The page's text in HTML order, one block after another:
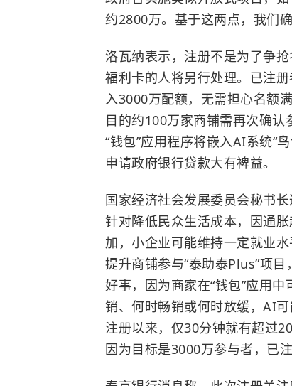
约2800万。基于这两点，我们
洛瓦纳表示，注册不是为了争
福利卡的人将另行处理。 已注
入3000万配额，无需担心名额
目的约100万家商铺需再次确
“钱包”应用程序将嵌入AI系统“
申请政府银行贷款大有裨益。
国家经济社会发展委员会秘书
针对降低民众生活成本，因通
加，小企业可能维持一定就业
提升商铺参与“泰助泰Plus”项
好事，因为商家在“钱包”应用
销、何时畅销或何时放缓，AI
注册以来，仅30分钟就有超过
因为目标是3000万参与者，已